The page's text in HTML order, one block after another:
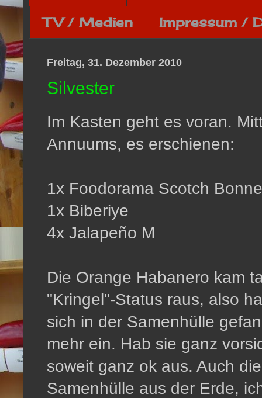
TV / Medien Impressum /
Freitag, 31. Dezember 2010
Silvester
Im Kasten geht es voran.
Annuums, es erschienen:
1x Foodorama Scotch
1x Biberiye
4x Jalapeño M
Die Orange Habanero kam
"Kringel"-Status raus, also
sich in der Samenhülle
mehr ein. Hab sie ganz
soweit ganz ok aus. Auch
Samenhülle aus der Erde,